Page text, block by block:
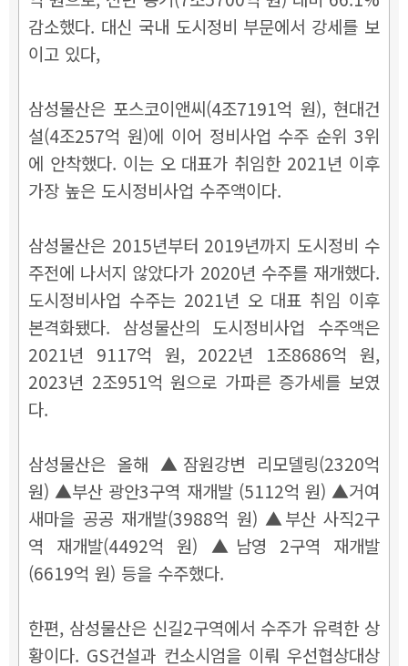
감소했다. 대신 국내 도시정비 부문에서 강세를 보
이고 있다,
삼성물산은 포스코이앤씨(4조7191억 원), 현대건
설(4조257억 원)에 이어 정비사업 수주 순위 3위
에 안착했다. 이는 오 대표가 취임한 2021년 이후
가장 높은 도시정비사업 수주액이다.
삼성물산은 2015년부터 2019년까지 도시정비 수
주전에 나서지 않았다가 2020년 수주를 재개했다.
도시정비사업 수주는 2021년 오 대표 취임 이후
본격화됐다. 삼성물산의 도시정비사업 수주액은
2021년 9117억 원, 2022년 1조8686억 원,
2023년 2조951억 원으로 가파른 증가세를 보였
다.
삼성물산은 올해 ▲잠원강변 리모델링(2320억
원) ▲부산 광안3구역 재개발 (5112억 원) ▲거여
새마을 공공 재개발(3988억 원) ▲부산 사직2구
역 재개발(4492억 원) ▲남영 2구역 재개발
(6619억 원) 등을 수주했다.
한편, 삼성물산은 신길2구역에서 수주가 유력한 상
황이다. GS건설과 컨소시엄을 이뤄 우선협상대상